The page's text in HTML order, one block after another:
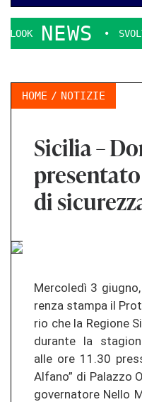
NEWS
SVOLTA DECISIVA
HOME NOTIZIE
Sicilia –
di
Mercoledì 3
ren­za stam­pa il
rio che la Re­gio­ne
du­ran­te la
alle ore 11.30
Al­fa­no” di Pa­la­z­zo
go­ver­na­to­re Nello